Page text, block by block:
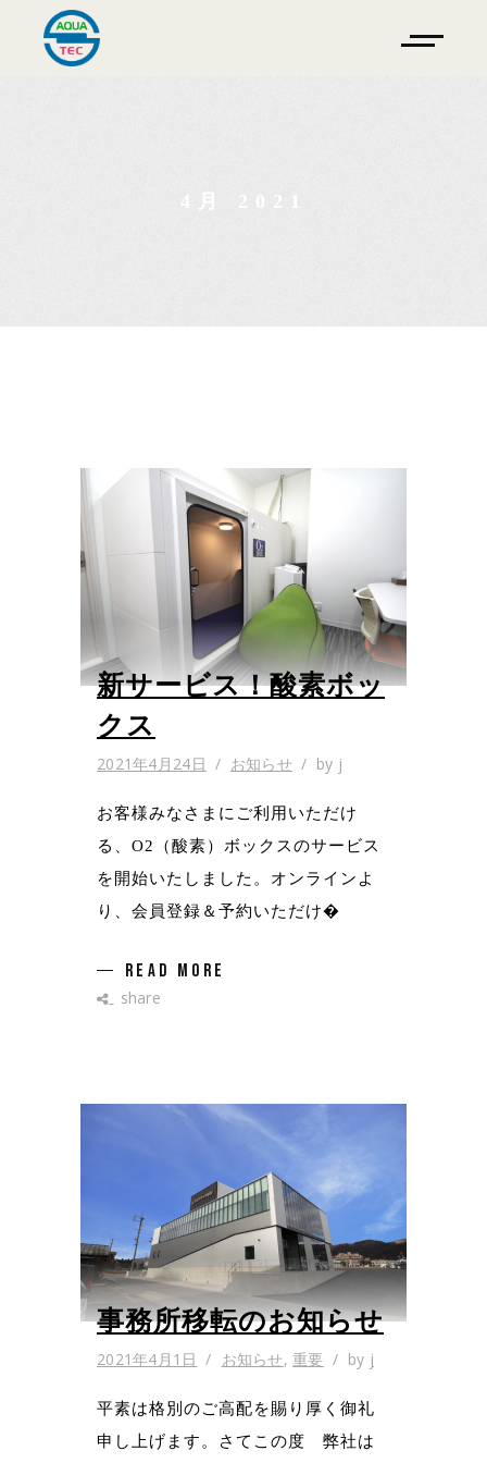
4月 2021
新サービス！酸素ボッ
クス
2021年4月24日 お知らせ by j
お客様みなさまにご利用いただけ
る、O2（酸素）ボックスのサービス
を開始いたしました。オンラインよ
り、会員登録＆予約いただけ�
READ MORE
share
事務所移転のお知らせ
2021年4月1日 お知らせ,重要 by j
平素は格別のご高配を賜り厚く御礼
申し上げます。さてこの度 弊社は